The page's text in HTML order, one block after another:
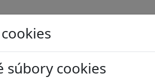
súbory cookies